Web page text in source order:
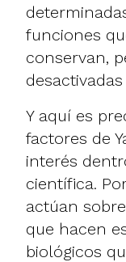
funciones
conservan,
Y aquí es
factores de
interés
científica.
actúan
que hacen
biológicos